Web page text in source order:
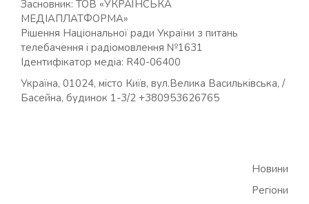
Засновник: ТОВ «УКРАЇНСЬКА
МЕДІАПЛАТФОРМА»
Рішення Національної ради України з питань
телебачення і радіомовлення №1631
Ідентифікатор медіа: R40-06400
Україна, 01024, місто Київ, вул.Велика Васильківська, /
Басейна, будинок 1-3/2 +380953626765
Новини
Регіони